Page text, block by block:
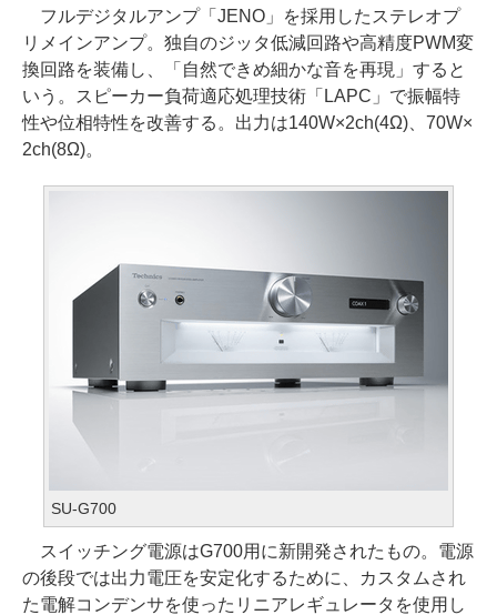
フルデジタルアンプ「JENO」を採用したステレオプ
リメインアンプ。独自のジッタ低減回路や高精度PWM変
換回路を装備し、「自然できめ細かな音を再現」すると
いう。スピーカー負荷適応処理技術「LAPC」で振幅特
性や位相特性を改善する。出力は140W×2ch(4Ω)、70W×
2ch(8Ω)。
SU-G700
スイッチング電源はG700用に新開発されたもの。電源
の後段では出力電圧を安定化するために、カスタムされ
た電解コンデンサを使ったリニアレギュレータを使用し